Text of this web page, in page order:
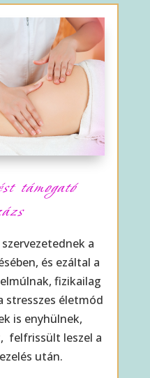
támogató
a
és ezáltal a
fizikailag
stresszes életmód
is enyhülnek,
felfrissült leszel a
után.